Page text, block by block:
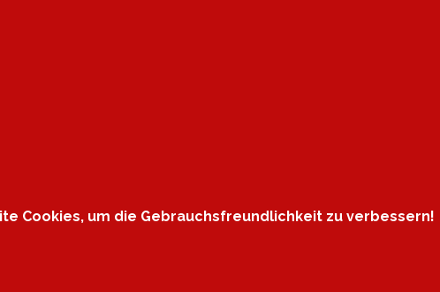
Cookies, um die Gebrauchsfreundlichkeit zu verbessern!